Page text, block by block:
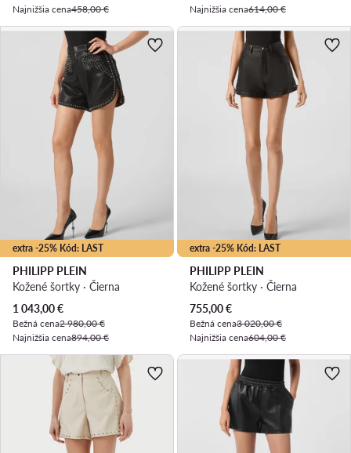
Najnižšia cena458,00 €
Najnižšia cena614,00 €
extra -25% Kód: LAST
PHILIPP PLEIN
Kožené šortky · Čierna
Aktuálna cena
1 043,00€
Bežná cena2 980,00 €
Najnižšia cena894,00 €
extra -25% Kód: LAST
PHILIPP PLEIN
Kožené šortky · Čierna
Aktuálna cena
755,00€
Bežná cena3 020,00 €
Najnižšia cena604,00 €